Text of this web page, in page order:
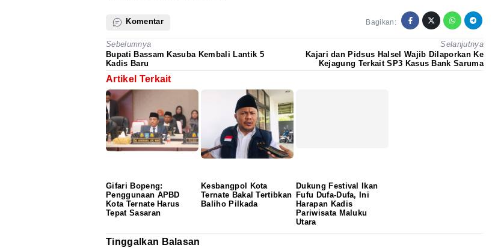
Komentar Bagikan:
Sebelumnya
Bupati Bassam Kasuba Kembali Lantik 5
Kadis Baru
Selanjutnya
Kajari dan Pidsus Halsel Wajib Dilaporkan Ke
Kejagung Terkait SP3 Kasus Bank Saruma
Artikel Terkait
Gifari Bopeng:
Penggunaan APBD
Kota Ternate Harus
Tepat Sasaran
Kesbangpol Kota
Ternate Bakal Tertibkan
Baliho Pilkada
Dukung Festival Ikan
Fufu Dufa-Dufa, Ini
Harapan Kadis
Pariwisata Maluku
Utara
Tinggalkan Balasan